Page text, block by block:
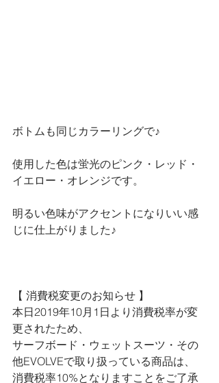
ボトムも同じカラーリングで♪
使用した色は蛍光のピンク・レッド・
イエロー・オレンジです。
明るい色味がアクセントになりいい感
じに仕上がりました♪
【 消費税変更のお知らせ 】
本日2019年10月1日より消費税率が変
更されたため、
サーフボード・ウェットスーツ・その
他EVOLVEで取り扱っている商品は、
消費税率10%となりますことをご了承